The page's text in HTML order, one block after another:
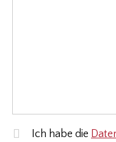
Ich habe die